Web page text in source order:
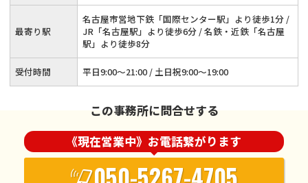
最寄り駅
名古屋市営地下鉄「国際センター駅」より徒歩1分 /
JR「名古屋駅」より徒歩6分 / 名鉄・近鉄「名古屋
駅」より徒歩8分
受付時間 平日9:00～21:00 / 土日祝9:00～19:00
この事務所に問合せする
《現在営業中》お電話繋がります